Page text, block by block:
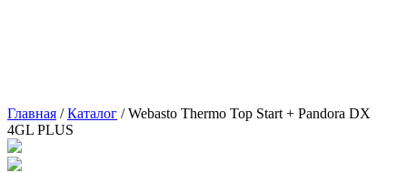
Главная / Каталог / Webasto Thermo Top Start + Pandora DX
4GL PLUS